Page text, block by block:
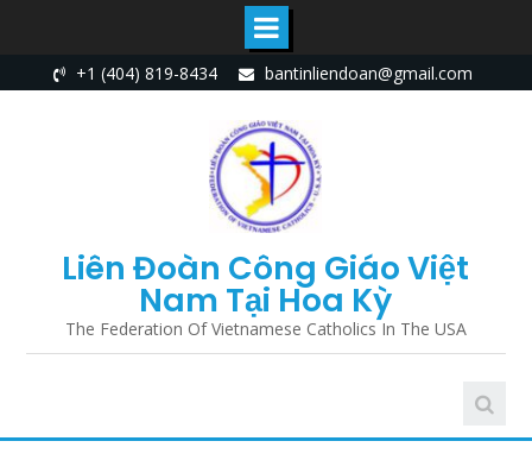
to
+1 (404) 819-8434 bantinliendoan@gmail.com
Liên Đoàn Công Giáo Việt
Nam Tại Hoa Kỳ
The Federation Of Vietnamese Catholics In The USA